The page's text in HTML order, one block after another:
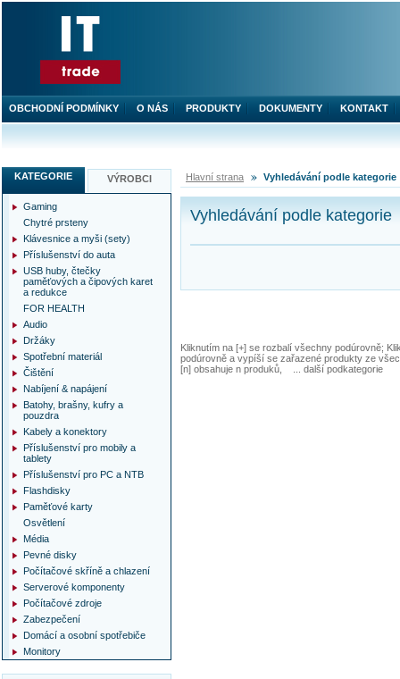
Hlavní strana Vyhledávání podle kategorie
Vyhledávání podle kategorie
Kliknutím na [+] se rozbalí všechny podúrovně;
podúrovně a vypíší se zařazené produkty ze
[n] obsahuje n produků, ... další podkategorie
KATEGORIE VÝROBCI
Gaming
Chytré prsteny
Klávesnice a myši (sety)
Příslušenství do auta
USB huby, čtečky
paměťových a čipových karet
a redukce
FOR HEALTH
Audio
Držáky
Spotřební materiál
Čištění
Nabíjení & napájení
Batohy, brašny, kufry a
pouzdra
Kabely a konektory
Příslušenství pro mobily a
tablety
Příslušenství pro PC a NTB
Flashdisky
Paměťové karty
Osvětlení
Média
Pevné disky
Počítačové skříně a chlazení
Serverové komponenty
Počítačové zdroje
Zabezpečení
Domácí a osobní spotřebiče
Monitory
OBCHODNÍ PODMÍNKY O NÁS PRODUKTY DOKUMENTY KONTAKT